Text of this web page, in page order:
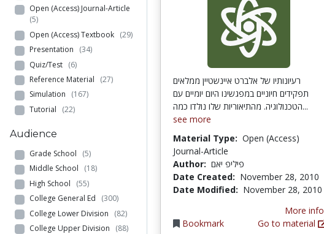
Open (Access) Journal-Article
(5)
Open (Access) Textbook (29)
Presentation (34)
Quiz/Test (6)
Reference Material (27)
Simulation (167)
Tutorial (22)
Audience
Grade School (5)
Middle School (18)
High School (55)
College General Ed (300)
College Lower Division (82)
College Upper Division (88)
רעיונותיו של אלברט איינשטיין ממלאים
תפקידים חיוניים במפגשינו היום יומיים עם
הטכנולוגיה. מהתיאוריות שלו נולדו כמה...
see more
Material Type: Open (Access)
Journal-Article
Author: פיליפ יאם
Date Created: November 28, 2010
Date Modified: November 28, 2010
Bookmark
More info
Go to material